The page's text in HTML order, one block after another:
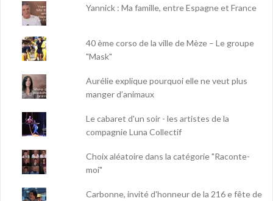
Yannick : Ma famille, entre Espagne et France
40 ème corso de la ville de Mèze – Le groupe
"Mask"
Aurélie explique pourquoi elle ne veut plus
manger d’animaux
Le cabaret d'un soir - les artistes de la
compagnie Luna Collectif
Choix aléatoire dans la catégorie "Raconte-
moi"
Carbonne, invité d'honneur de la 216 e fête de